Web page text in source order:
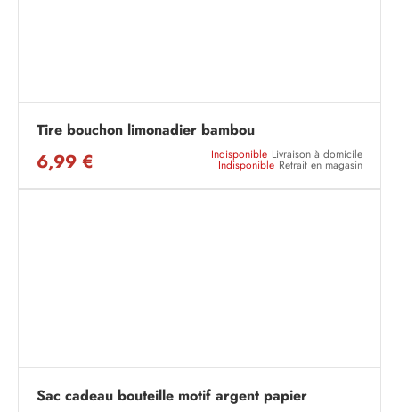
Tire bouchon limonadier bambou
6,99 € Indisponible Livraison à domicile
Indisponible Retrait en magasin
Sac cadeau bouteille motif argent papier